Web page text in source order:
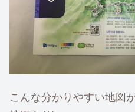
こんな分かりやすい地図